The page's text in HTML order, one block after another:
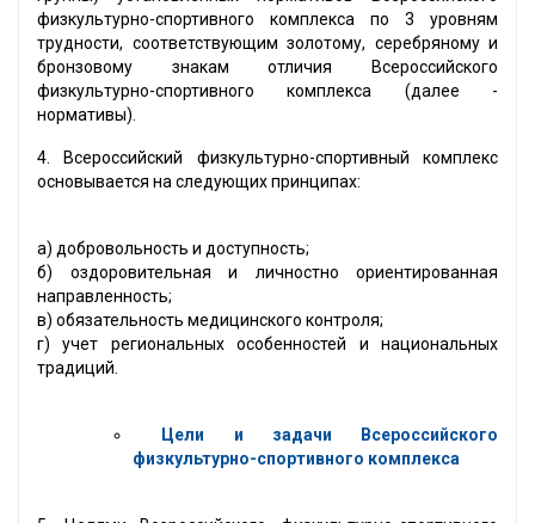
физкультурно-спортивного комплекса по 3 уровням
трудности, соответствующим золотому, серебряному и
бронзовому знакам отличия Всероссийского
физкультурно-спортивного комплекса (далее -
нормативы).
4. Всероссийский физкультурно-спортивный комплекс
основывается на следующих принципах:
а) добровольность и доступность;
б) оздоровительная и личностно ориентированная
направленность;
в) обязательность медицинского контроля;
г) учет региональных особенностей и национальных
традиций.
Цели и задачи Всероссийского
физкультурно-спортивного комплекса